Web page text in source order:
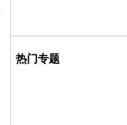
热门专题